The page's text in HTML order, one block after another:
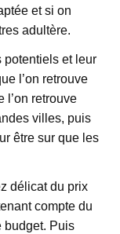
et si on
adultère.
potentiels et leur
l’on retrouve
l’on retrouve
villes, puis
être sur que les
délicat du prix
compte du
budget. Puis